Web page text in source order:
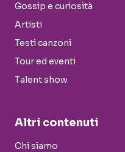
Gossip e curiosità
Artisti
Testi canzoni
Tour ed eventi
Talent show
Altri contenuti
Chi siamo